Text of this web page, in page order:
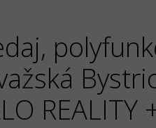
REALITY